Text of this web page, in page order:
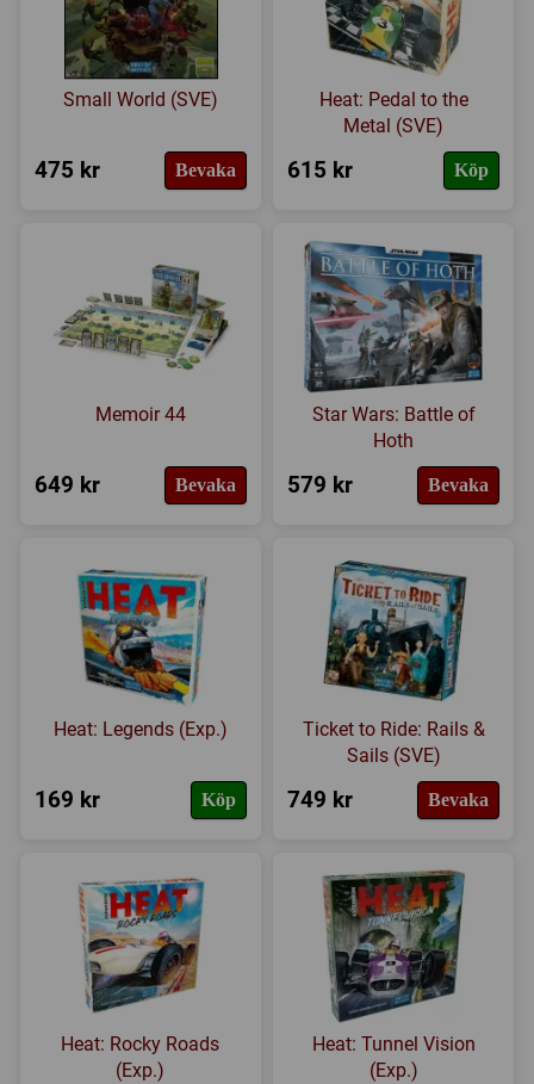
Small World (SVE)
475 kr Bevaka
Heat: Pedal to the
Metal (SVE)
615 kr Köp
Memoir 44
649 kr Bevaka
Star Wars: Battle of
Hoth
579 kr Bevaka
Heat: Legends (Exp.)
169 kr Köp
Ticket to Ride: Rails &
Sails (SVE)
749 kr Bevaka
Heat: Rocky Roads
(Exp.)
Heat: Tunnel Vision
(Exp.)